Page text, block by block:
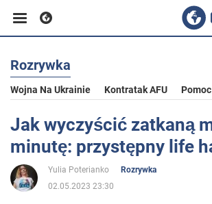
Biznes
Sport
Rozrywka
Rozrywka
Wojna Na Ukrainie Kontratak AFU
Jak wyczyścić zatkaną
minutę: przystępny life
Yulia Poterianko
Rozrywka
02.05.2023 23:30